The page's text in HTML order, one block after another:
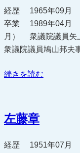
経歴 1965年09月
卒業 1989年04月
月） 衆議院議員
衆議院議員鳩山邦夫
“坂
の
続きを読む
左藤章
経歴 1951年07月